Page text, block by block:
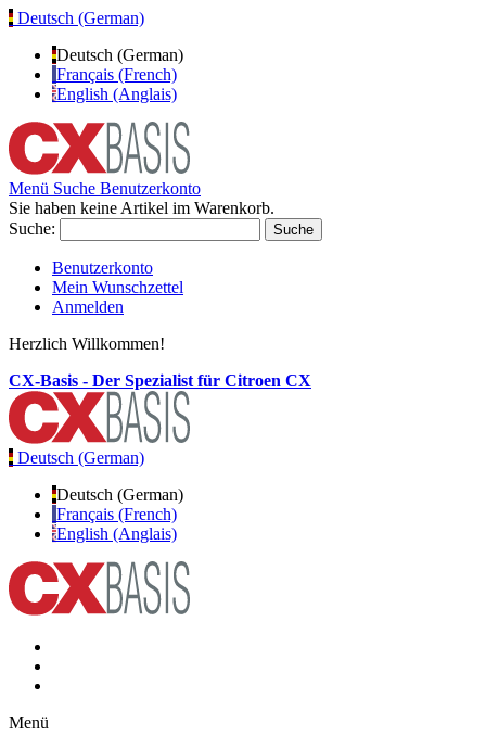
Deutsch (German)
Deutsch (German)
Français (French)
English (Anglais)
Menü Suche Benutzerkonto
Sie haben keine Artikel im Warenkorb.
Suche:
Suche
Benutzerkonto
Mein Wunschzettel
Anmelden
Herzlich Willkommen!
CX-Basis - Der Spezialist für Citroen CX
Deutsch (German)
Deutsch (German)
Français (French)
English (Anglais)
Menü